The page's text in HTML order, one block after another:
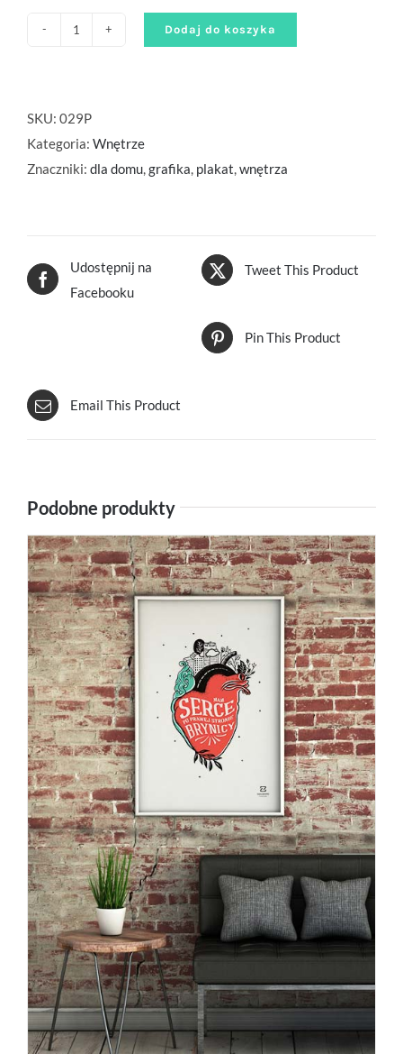
się"
Dodaj do koszyka
SKU: 029P
Kategoria: Wnętrze
Znaczniki: dla domu grafika plakat wnętrza
Udostępnij na
Facebooku
Tweet This Product
Pin This Product
Email This Product
Podobne produkty